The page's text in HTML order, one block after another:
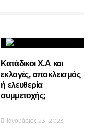
Κατάδικοι Χ.Α και
εκλογές, αποκλεισμός
ή ελευθερία
συμμετοχής;
Ιανουάριος 23, 2023